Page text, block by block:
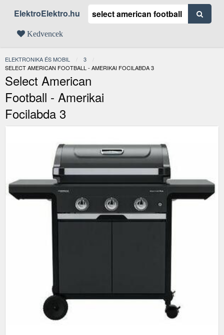
ElektroElektro.hu
Kedvencek
ELEKTRONIKA ÉS MOBIL
3
JELENLEGI:
SELECT AMERICAN FOOTBALL - AMERIKAI FOCILABDA 3
Select American
Football - Amerikai
Focilabda 3